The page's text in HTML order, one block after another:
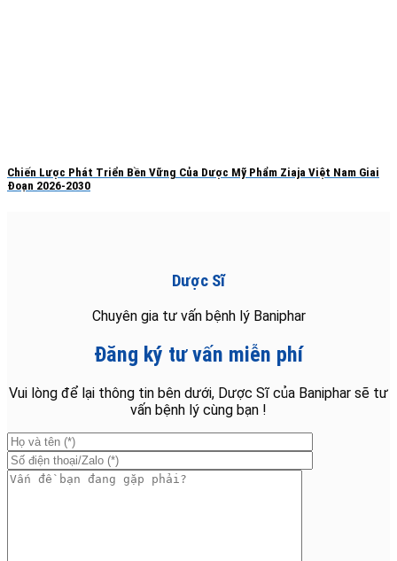
Chiến Lược Phát Triển Bền Vững Của Dược Mỹ Phẩm Ziaja Việt Nam Giai
Đoạn 2026-2030
Dược Sĩ
Chuyên gia tư vấn bệnh lý Baniphar
Đăng ký tư vấn miễn phí
Vui lòng để lại thông tin bên dưới, Dược Sĩ của Baniphar sẽ tư
vấn bệnh lý cùng bạn !